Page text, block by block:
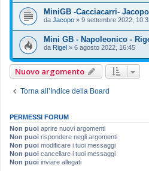
MiniGB -Cacciacarri-
da Jacopo » 9 settembre 2022,
Mini GB - Napoleonico -
da Rigel » 6 agosto 2022, 16:45
Nuovo argomento
Torna all’Indice della Board
PERMESSI FORUM
Non puoi aprire nuovi argomenti
Non puoi rispondere negli argomenti
Non puoi modificare i tuoi messaggi
Non puoi cancellare i tuoi messaggi
Non puoi inviare allegati